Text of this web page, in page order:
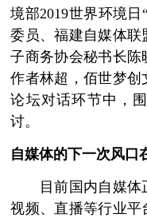
境部2019世界环境
委员、福建自媒体
子商务协会秘书长陈
作者林超，佰世梦
论坛对话环节中，
讨。
自媒体的下一次风口
目前国内自媒体
视频、直播等行业